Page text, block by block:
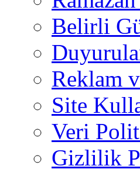
Belirli
Reklam
Site
Veri
Gizlilik